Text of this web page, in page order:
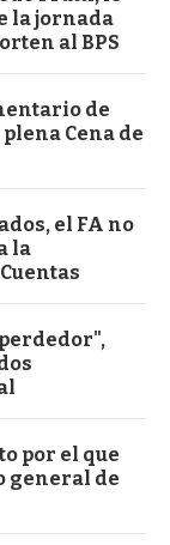
la jornada
al BPS
de
Cena de
el FA no
la
por el que
general de